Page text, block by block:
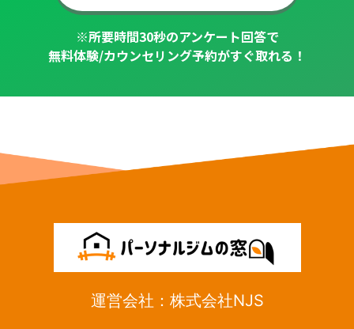
※所要時間30秒のアンケート回答で
無料体験/カウンセリング予約がすぐ取れる！
運営会社：株式会社NJS